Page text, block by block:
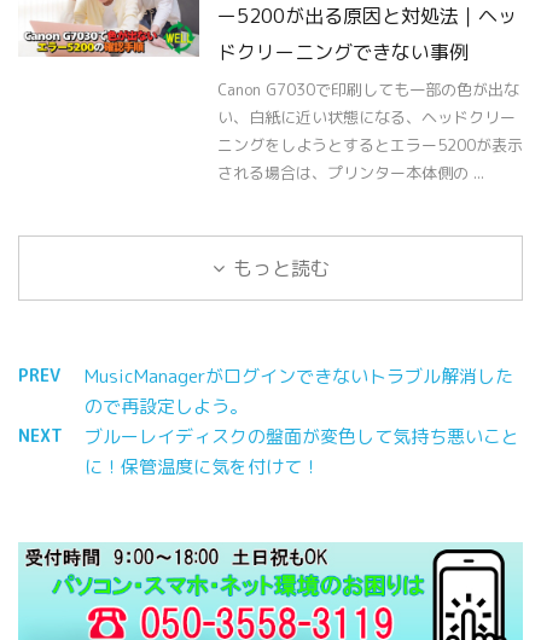
ー5200が出る原因と対処法｜ヘッ
ドクリーニングできない事例
Canon G7030で印刷しても一部の色が出な
い、白紙に近い状態になる、ヘッドクリー
ニングをしようとするとエラー5200が表示
される場合は、プリンター本体側の ...
もっと読む
PREV
MusicManagerがログインできないトラブル解消した
ので再設定しよう。
NEXT
ブルーレイディスクの盤面が変色して気持ち悪いこと
に！保管温度に気を付けて！